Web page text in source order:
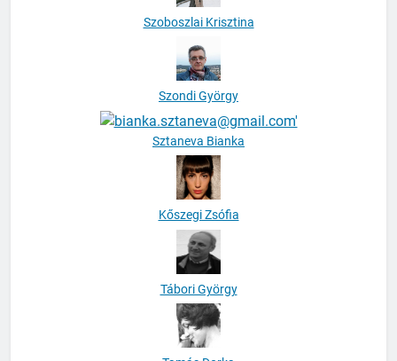
Szoboszlai Krisztina
Szondi György
Sztaneva Bianka
Kőszegi Zsófia
Tábori György